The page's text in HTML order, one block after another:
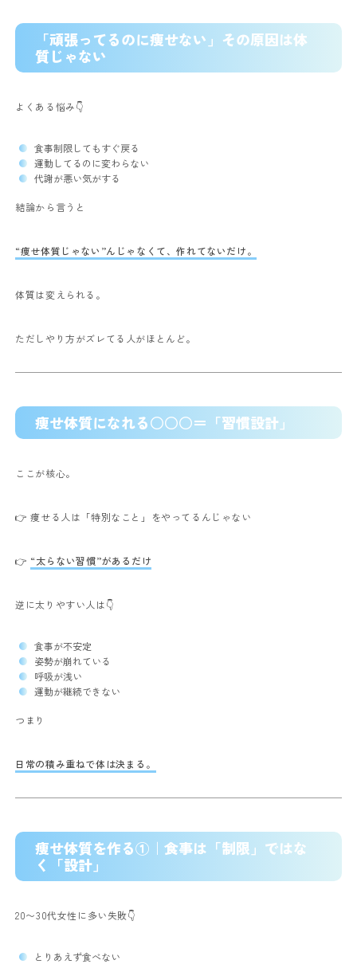
「頑張ってるのに痩せない」その原因は体
質じゃない
よくある悩み👇
食事制限してもすぐ戻る
運動してるのに変わらない
代謝が悪い気がする
結論から言うと
“痩せ体質じゃない”んじゃなくて、作れてないだけ。
体質は変えられる。
ただしやり方がズレてる人がほとんど。
痩せ体質になれる○○○＝「習慣設計」
ここが核心。
👉 痩せる人は「特別なこと」をやってるんじゃない
👉 “太らない習慣”があるだけ
逆に太りやすい人は👇
食事が不安定
姿勢が崩れている
呼吸が浅い
運動が継続できない
つまり
日常の積み重ねで体は決まる。
痩せ体質を作る①｜食事は「制限」ではな
く「設計」
20〜30代女性に多い失敗👇
とりあえず食べない